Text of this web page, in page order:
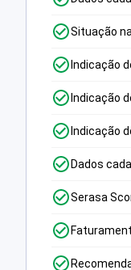
Situação
Indicação
Indicação
Indicação
Dados
Serasa